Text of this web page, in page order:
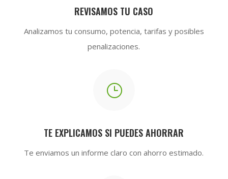
REVISAMOS TU CASO
Analizamos tu consumo, potencia, tarifas y posibles
penalizaciones.
}
TE EXPLICAMOS SI PUEDES AHORRAR
Te enviamos un informe claro con ahorro estimado.